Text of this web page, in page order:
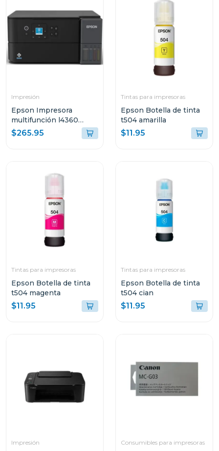
Impresión
Epson Impresora
multifunción l4360
tanque de tinta eco-
tank wi-fi
$265.95
Tintas para impresoras
Epson Botella de tinta
t504 amarilla
$11.95
Tintas para impresoras
Epson Botella de tinta
t504 magenta
$11.95
Tintas para impresoras
Epson Botella de tinta
t504 cian
$11.95
Impresión Consumibles para impresoras